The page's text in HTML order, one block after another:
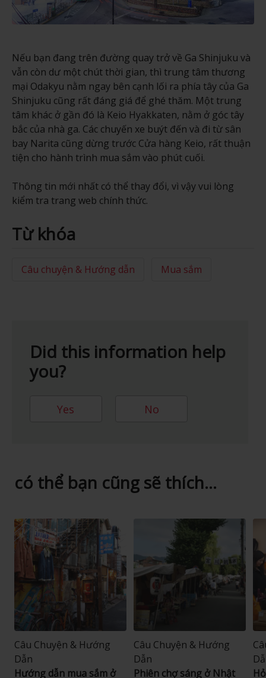
Nếu bạn đang trên đường quay trở về Ga Shinjuku và
vẫn còn dư một chút thời gian, thì trung tâm thương
mại Odakyu nằm ngay bên cạnh lối ra phía tây của Ga
Shinjuku cũng rất đáng giá để ghé thăm. Một trung
tâm khác ở gần đó là Keio Hyakkaten, nằm ở góc tây
bắc của nhà ga. Các chuyến xe buýt đến và đi từ sân
bay Narita cũng dừng trước Cửa hàng Keio, rất thuận
tiện cho hành trình mua sắm vào phút cuối.
Thông tin mới nhất có thể thay đổi, vì vậy vui lòng
kiểm tra trang web chính thức.
Từ khóa
Câu chuyện & Hướng dẫn Mua sắm
Did this information help
you?
Yes No
có thể bạn cũng sẽ thích...
Câu Chuyện & Hướng
Dẫn
Hướng dẫn mua sắm ở
Câu Chuyện & Hướng
Dẫn
Phiên chợ sáng ở Nhật